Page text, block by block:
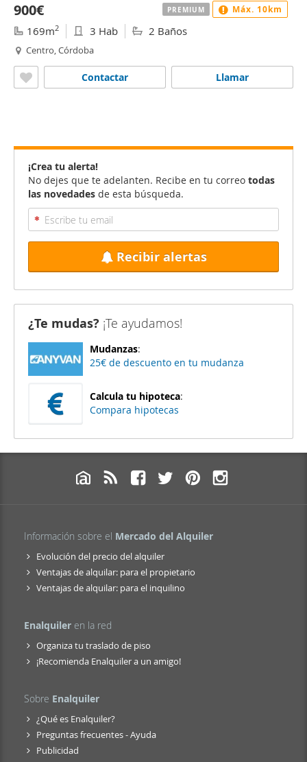
900€
169m2 3 Hab 2 Baños
Centro, Córdoba
Llamar
Contactar
PREMIUM Máx. 10km
¡Crea tu alerta!
No dejes que te adelanten. Recibe en tu correo todas
las novedades de esta búsqueda.
Recibir alertas
¿Te mudas? ¡Te ayudamos!
Mudanzas:
25€ de descuento en tu mudanza
Calcula tu hipoteca:
Compara hipotecas
Información sobre el Mercado del Alquiler
Evolución del precio del alquiler
Ventajas de alquilar: para el propietario
Ventajas de alquilar: para el inquilino
Enalquiler en la red
Organiza tu traslado de piso
¡Recomienda Enalquiler a un amigo!
Sobre Enalquiler
¿Qué es Enalquiler?
Preguntas frecuentes - Ayuda
Publicidad